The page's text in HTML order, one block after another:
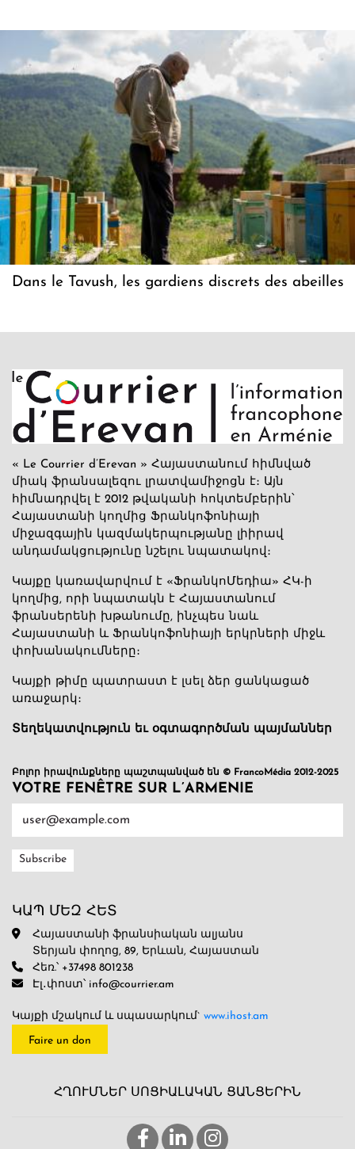
Dans le Tavush, les gardiens discrets des abeilles
« Le Courrier d’Erevan » Հայաստանում հիմնված
միակ ֆրանսալեզու լրատվամիջոցն է։ Այն
հիմնադրվել է 2012 թվականի հոկտեմբերին՝
Հայաստանի կողմից Ֆրանկոֆոնիայի
միջազգային կազմակերպությանը լիիրավ
անդամակցությունը նշելու նպատակով։
Կայքը կառավարվում է «ՖրանկոՄեդիա» ՀԿ-ի
կողմից, որի նպատակն է Հայաստանում
ֆրանսերենի խթանումը, ինչպես նաև
Հայաստանի և Ֆրանկոֆոնիայի երկրների միջև
փոխանակումները։
Կայքի թիմը պատրաստ է լսել ձեր ցանկացած
առաջարկ։
Տեղեկատվություն եւ օգտագործման պայմաններ
Բոլոր իրավունքները պաշտպանված են © FrancoMédia 2012-2025
VOTRE FENÊTRE SUR L’ARMENIE
ԿԱՊ ՄԵԶ ՀԵՏ
Հայաստանի ֆրանսիական ալյանս
Տերյան փողոց, 89, Երևան, Հայաստան
Հեռ.՝ +37498 801238
Էլ․փոստ՝ info@courrier.am
Կայքի մշակում և սպասարկում` www.ihost.am
Faire un don
ՀՂՈՒՄՆԵՐ ՍՈՑԻԱԼԱԿԱՆ ՑԱՆՑԵՐԻՆ